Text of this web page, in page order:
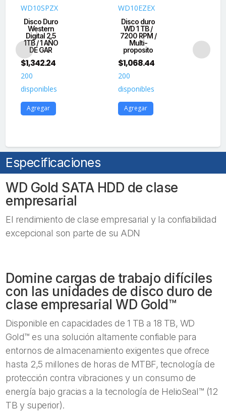
WD10SPZX
Disco Duro
Western
Digital 2.5
1TB / 1 AÑO
DE GAR
$1,342.24
200
disponibles
Agregar
WD10EZEX
Disco duro
WD 1 TB /
7200 RPM /
Multi-
proposito
$1,068.44
200
disponibles
Agregar
Especificaciones
WD Gold SATA HDD de clase
empresarial
El rendimiento de clase empresarial y la confiabilidad
excepcional son parte de su ADN
Domine cargas de trabajo difíciles
con las unidades de disco duro de
clase empresarial WD Gold™
Disponible en capacidades de 1 TB a 18 TB, WD
Gold™ es una solución altamente confiable para
entornos de almacenamiento exigentes que ofrece
hasta 2,5 millones de horas de MTBF, tecnología de
protección contra vibraciones y un consumo de
energía bajo gracias a la tecnología de HelioSeal™ (12
TB y superior).